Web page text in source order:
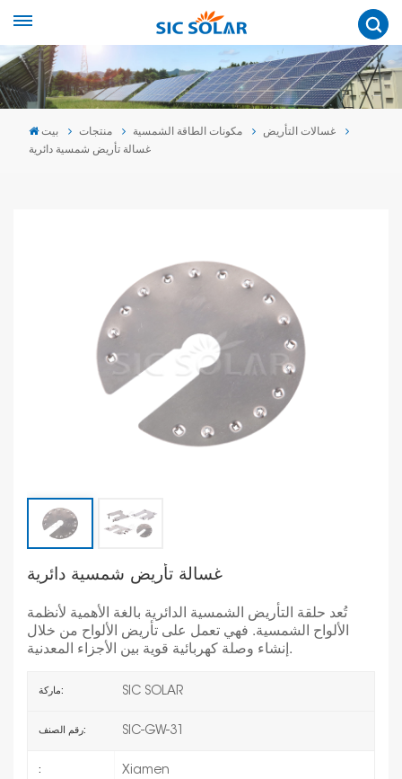
بيت منتجات مكونات الطاقة الشمسية
غسالات التأريض
غسالة تأريض شمسية دائرية
غسالة تأريض شمسية دائرية
تُعد حلقة التأريض الشمسية الدائرية بالغة الأهمية لأنظمة
الألواح الشمسية. فهي تعمل على تأريض الألواح من خلال
إنشاء وصلة كهربائية قوية بين الأجزاء المعدنية.
ماركة: SIC SOLAR
رقم الصنف: SIC-GW-31
: Xiamen